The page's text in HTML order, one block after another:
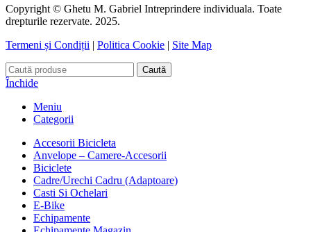
Copyright © Ghetu M. Gabriel Intreprindere individuala. Toate
drepturile rezervate. 2025.
Termeni și Condiții | Politica Cookie | Site Map
Caută
Închide
Meniu
Categorii
Accesorii Bicicleta
Anvelope – Camere-Accesorii
Biciclete
Cadre/Urechi Cadru (Adaptoare)
Casti Si Ochelari
E-Bike
Echipamente